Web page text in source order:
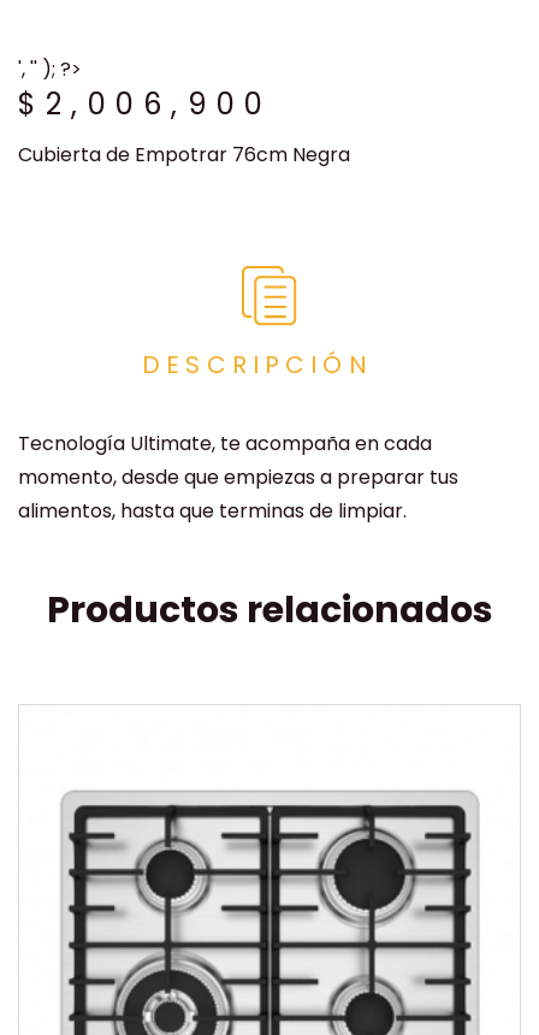
', '' ); ?>
$ 2,006,900
Cubierta de Empotrar 76cm Negra
DESCRIPCIÓN
Tecnología Ultimate, te acompaña en cada
momento, desde que empiezas a preparar tus
alimentos, hasta que terminas de limpiar.
Productos relacionados